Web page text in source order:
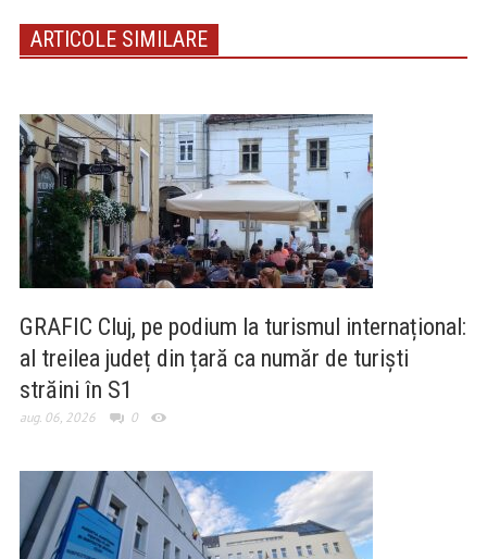
ARTICOLE SIMILARE
GRAFIC Cluj, pe podium la turismul internațional:
al treilea județ din țară ca număr de turiști
străini în S1
aug. 06, 2026 0